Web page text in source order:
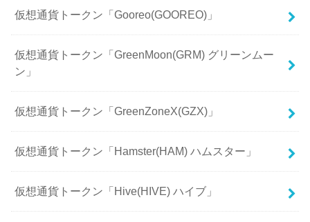
仮想通貨トークン「Gooreo(GOOREO)」
仮想通貨トークン「GreenMoon(GRM) グリーンムー
ン」
仮想通貨トークン「GreenZoneX(GZX)」
仮想通貨トークン「Hamster(HAM) ハムスター」
仮想通貨トークン「Hive(HIVE) ハイブ」